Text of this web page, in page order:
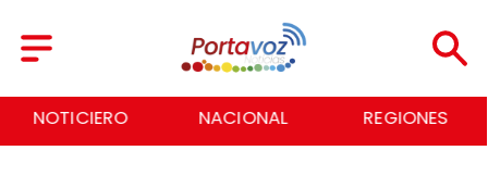
NOTICIERO NACIONAL REGIONES